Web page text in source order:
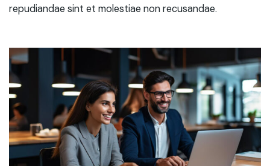
repudiandae sint et molestiae non recusandae.